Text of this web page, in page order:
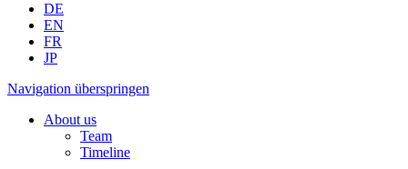
DE
EN
FR
JP
Navigation überspringen
About us
Team
Timeline